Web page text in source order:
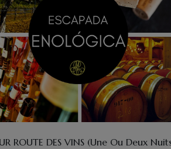
ROUTE DES VINS (une Ou Deux